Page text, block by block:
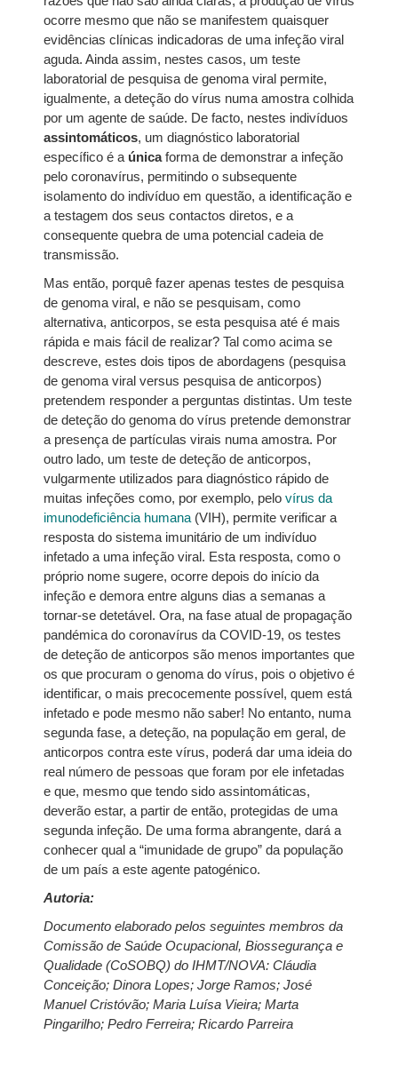
ocorre mesmo que não se manifestem quaisquer
evidências clínicas indicadoras de uma infeção viral
aguda. Ainda assim, nestes casos, um teste
laboratorial de pesquisa de genoma viral permite,
igualmente, a deteção do vírus numa amostra colhida
por um agente de saúde. De facto, nestes indivíduos
assintomáticos, um diagnóstico laboratorial
específico é a únicaforma de demonstrar a infeção
pelo coronavírus, permitindo o subsequente
isolamento do indivíduo em questão, a identificação e
a testagem dos seus contactos diretos, e a
consequente quebra de uma potencial cadeia de
transmissão.
Mas então, porquê fazer apenas testes de pesquisa
de genoma viral, e não se pesquisam, como
alternativa, anticorpos, se esta pesquisa até é mais
rápida e mais fácil de realizar? Tal como acima se
descreve, estes dois tipos de abordagens (pesquisa
de genoma viral versus pesquisa de anticorpos)
pretendem responder a perguntas distintas. Um teste
de deteção do genoma do vírus pretende demonstrar
a presença de partículas virais numa amostra. Por
outro lado, um teste de deteção de anticorpos,
vulgarmente utilizados para diagnóstico rápido de
muitas infeções como, por exemplo, pelo vírus da
imunodeficiência humana(VIH), permite verificar a
resposta do sistema imunitário de um indivíduo
infetado a uma infeção viral. Esta resposta, como o
próprio nome sugere, ocorre depois do início da
infeção e demora entre alguns dias a semanas a
tornar-se detetável. Ora, na fase atual de propagação
pandémica do coronavírus da COVID-19, os testes
de deteção de anticorpos são menos importantes que
os que procuram o genoma do vírus, pois o objetivo é
identificar, o mais precocemente possível, quem está
infetado e pode mesmo não saber! No entanto, numa
segunda fase, a deteção, na população em geral, de
anticorpos contra este vírus, poderá dar uma ideia do
real número de pessoas que foram por ele infetadas
e que, mesmo que tendo sido assintomáticas,
deverão estar, a partir de então, protegidas de uma
segunda infeção. De uma forma abrangente, dará a
conhecer qual a “imunidade de grupo” da população
de um país a este agente patogénico.
Autoria:
Documento elaborado pelos seguintes membros da
Comissão de Saúde Ocupacional, Biossegurança e
Qualidade (CoSOBQ) do IHMT/NOVA: Cláudia
Conceição; Dinora Lopes; Jorge Ramos; José
Manuel Cristóvão; Maria Luísa Vieira; Marta
Pingarilho; Pedro Ferreira; Ricardo Parreira